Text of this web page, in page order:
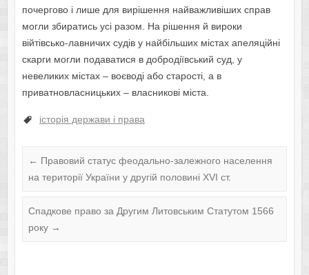
почергово і лише для вирішення найважливіших справ
могли збиратись усі разом. На рішення й вироки
війтівсько-лавничих судів у найбільших містах апеляційні
скарги могли подаватися в добродіївський суд, у
невеликих містах – воєводі або старості, а в
приватновласницьких – власникові міста.
історія держави і права
← Правовий статус феодально-залежного населення
на території України у другій половині XVI ст.
Спадкове право за Другим Литовським Статутом 1566
року →